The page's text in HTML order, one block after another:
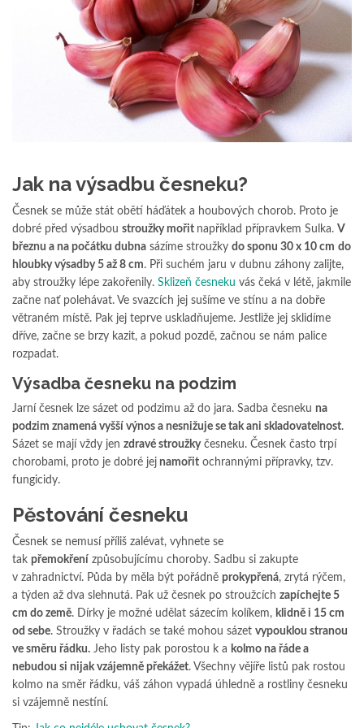
Jak na výsadbu česneku?
Česnek se může stát obětí háďátek a houbových chorob. Proto je
dobré před výsadbou stroužky mořit například přípravkem Sulka. V
březnu a na počátku dubna sázíme stroužky do sponu 30 x 10 cm do
hloubky výsadby 5 až 8 cm. Při suchém jaru v dubnu záhony zalijte,
aby stroužky lépe zakořenily. Sklizeň česneku vás čeká v létě, jakmile
začne nať polehávat. Ve svazcích jej sušíme ve stínu a na dobře
větraném místě. Pak jej teprve uskladňujeme. Jestliže jej sklidíme
dříve, začne se brzy kazit, a pokud pozdě, začnou se nám palice
rozpadat.
Výsadba česneku na podzim
Jarní česnek lze sázet od podzimu až do jara. Sadba česneku na
podzim znamená vyšší výnos a nesnižuje se tak ani skladovatelnost.
Sázet se mají vždy jen zdravé stroužkyčesneku. Česnek často trpí
chorobami, proto je dobré jej namořit ochrannými přípravky, tzv.
fungicidy.
Pěstování česneku
Česnek se nemusí příliš zalévat, vyhnete se
tak přemokření způsobujícímu choroby. Sadbu si zakupte
v zahradnictví. Půda by měla být pořádně prokypřená, zrytá rýčem,
a týden až dva slehnutá. Pak už česnek po stroužcích zapíchejte 5
cm do země. Dírky je možné udělat sázecím kolíkem, klidně i 15 cm
od sebe. Stroužky v řadách se také mohou sázet vypouklou stranou
ve směru řádku. Jeho listy pak porostou k a kolmo na řáde a
nebudou si nijak vzájemně překážet. Všechny vějíře listů pak rostou
kolmo na směr řádku, váš záhon vypadá úhledně a rostliny česneku
si vzájemně nestíní.